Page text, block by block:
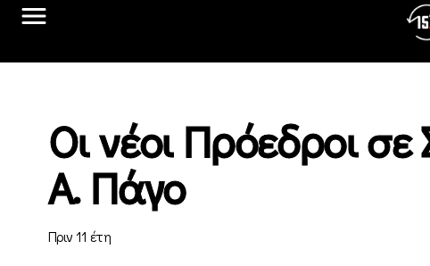
Οι νέοι Πρόεδροι σε
Α. Πάγο
Πριν 11 έτη